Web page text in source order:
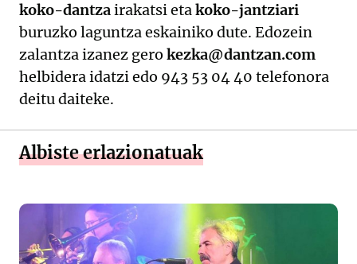
koko-dantzairakatsi etakoko-jantziari
buruzko laguntza eskainiko dute. Edozein
zalantza izanez gero kezka@dantzan.com
helbidera idatzi edo 943 53 04 40 telefonora
deitu daiteke.
Albiste erlazionatuak